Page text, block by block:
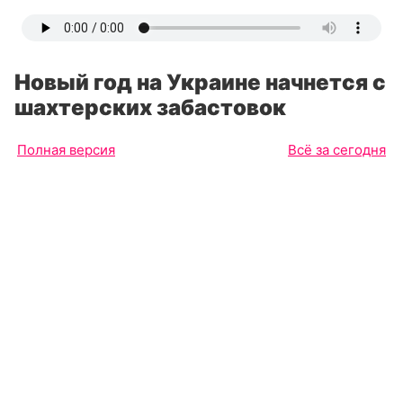
Новый год на Украине начнется с
шахтерских забастовок
Полная версия Всё за сегодня